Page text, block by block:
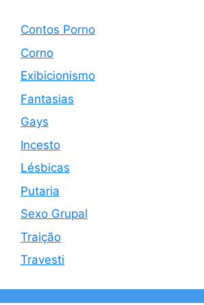
Contos Porno
Corno
Exibicionismo
Fantasias
Gays
Incesto
Lésbicas
Putaria
Sexo Grupal
Traição
Travesti